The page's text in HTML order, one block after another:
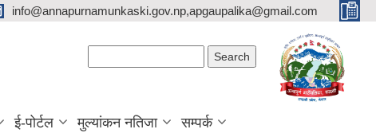
info@annapurnamunkaski.gov.np,apgaupalika@gmail.com
ई-पोर्टल मुल्यांकन नतिजा सम्पर्क